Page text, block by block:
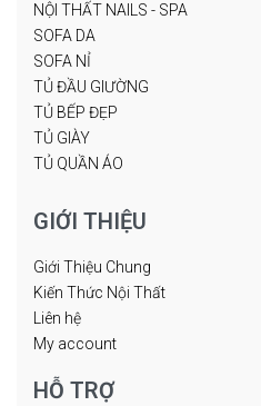
NỘI THẤT NAILS - SPA
SOFA DA
SOFA NỈ
TỦ ĐẦU GIƯỜNG
TỦ BẾP ĐẸP
TỦ GIÀY
TỦ QUẦN ÁO
GIỚI THIỆU
Giới Thiệu Chung
Kiến Thức Nội Thất
Liên hệ
My account
HỖ TRỢ